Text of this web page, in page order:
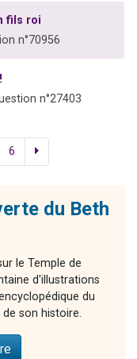
fils roi
n°70956
n°27403
6
du Beth
le Temple de
d'illustrations
du
son histoire.